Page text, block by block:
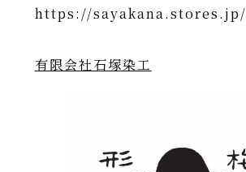
https://sayakana.stores.jp/
有限会社石塚染工